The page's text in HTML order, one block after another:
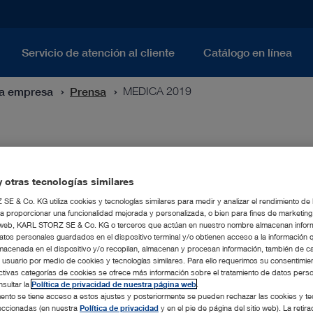
Servicio de atención al cliente Catálogo en línea
empresa Prensa MEDICA 2019
the endoscopy specialist KARL STORZ is once again
technology. As the world’s largest medical trade fair,
manufacturers and offers a platform for exchange on
visitors can discover the company’s wide range of new
Among other things, KARL STORZ is presenting the
otras tecnologías similares
SE & Co. KG utiliza cookies y tecnologías similares para medir y analizar el rendimiento de
proporcionar una funcionalidad mejorada y personalizada, o bien para fines de
KARL STORZ SE & Co. KG o terceros que actúan en nuestro nombre almacenan
personales guardados en el dispositivo terminal y/o obtienen acceso a la información
en el dispositivo y/o recopilan, almacenan y procesan información, también de
por medio de cookies y tecnologías similares. Para ello requerimos su
categorías de cookies se ofrece más información sobre el tratamiento de datos
la Política de privacidad de nuestra página web
se tiene acceso a estos ajustes y posteriormente se pueden rechazar las cookies y
(en nuestra Política de privacidad y en el pie de página del sitio web). La